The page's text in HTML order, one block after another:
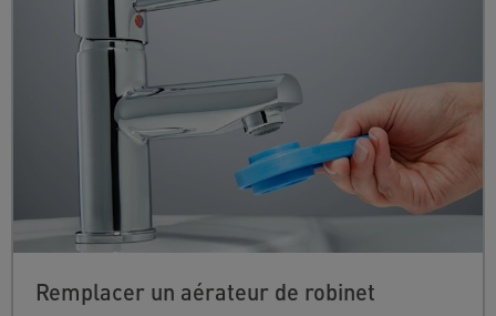
Remplacer un aérateur de robinet